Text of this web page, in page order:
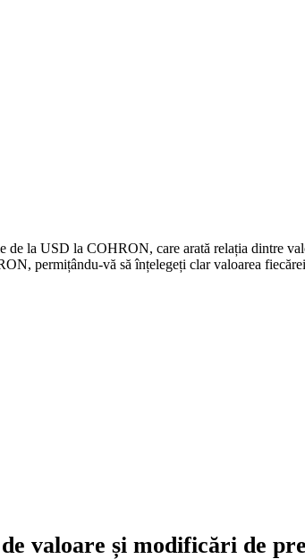
de la USD la COHRON, care arată relația dintre
permițându-vă să înțelegeți clar valoarea
valoare și modificări de